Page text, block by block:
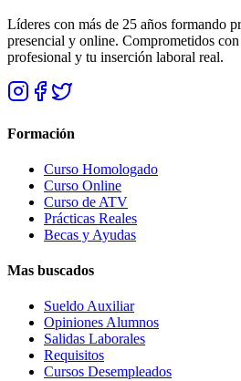
Líderes con más de 25 años formando
presencial y online. Comprometidos
profesional y tu inserción laboral real.
Formación
Curso Homologado
Curso Online
Curso de ATV
Prácticas Reales
Becas y Ayudas
Mas buscados
Sueldo Auxiliar
Opiniones Alumnos
Salidas Laborales
Requisitos
Cursos Desempleados